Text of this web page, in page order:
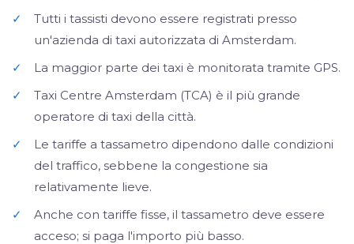
✓
Tutti i tassisti devono essere registrati presso
un'azienda di taxi autorizzata di Amsterdam.
✓
La maggior parte dei taxi è monitorata tramite GPS.
✓
Taxi Centre Amsterdam (TCA) è il più grande
operatore di taxi della città.
✓
Le tariffe a tassametro dipendono dalle condizioni
del traffico, sebbene la congestione sia
relativamente lieve.
✓
Anche con tariffe fisse, il tassametro deve essere
acceso; si paga l'importo più basso.